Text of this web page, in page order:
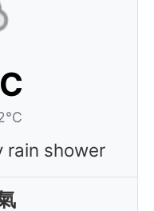
rain shower